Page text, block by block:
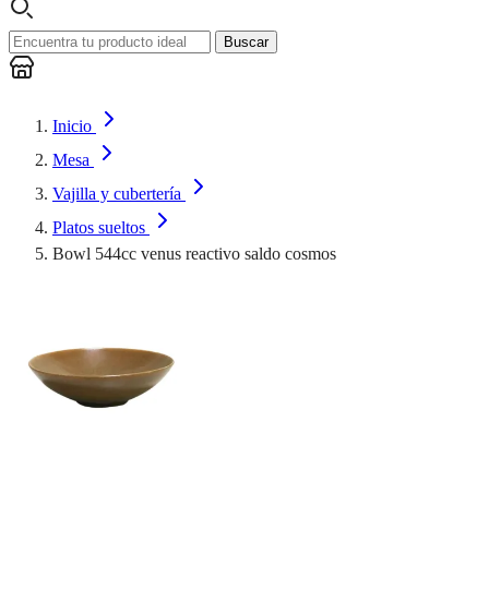
Buscar
Inicio
Mesa
Vajilla y cubertería
Platos sueltos
Bowl 544cc venus reactivo saldo cosmos